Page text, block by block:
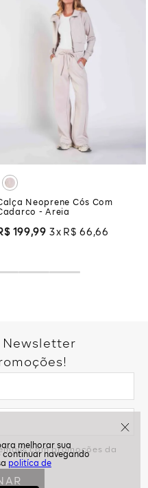
politíca de
Neoprene Cós Com
- Areia
199,99 3 R$ 66 ,66
Newsletter
com promoções da